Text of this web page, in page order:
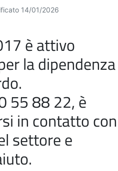
14/01/2026
è attivo
la dipendenza
55 88 22, è
in contatto con
settore e